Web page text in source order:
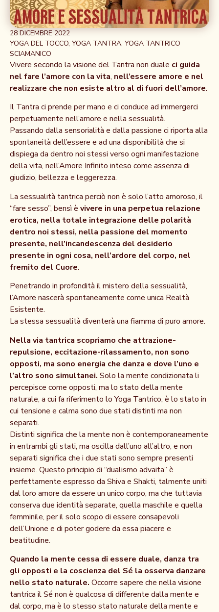
28 DICEMBRE 2022
YOGA DEL TOCCO, YOGA TANTRA, YOGA TANTRICO
SCIAMANICO
Vivere secondo la visione del Tantra non duale ci guida
nel fare l’amore con la vita, nell’essere amore e nel
realizzare che non esiste altro al di fuori dell’amore.
Il Tantra ci prende per mano e ci conduce ad immergerci
perpetuamente nell’amore e nella sessualità.
Passando dalla sensorialità e dalla passione ci riporta alla
spontaneità dell’essere e ad una disponibilità che si
dispiega da dentro noi stessi verso ogni manifestazione
della vita, nell’Amore Infinito inteso come assenza di
giudizio, bellezza e leggerezza.
La sessualità tantrica perciò non è solo l’atto amoroso, il
“fare sesso”, bensì è vivere in una perpetua relazione
erotica, nella totale integrazione delle polarità
dentro noi stessi, nella passione del momento
presente, nell’incandescenza del desiderio
presente in ogni cosa, nell’ardore del corpo, nel
fremito del Cuore.
Penetrando in profondità il mistero della sessualità,
l’Amore nascerà spontaneamente come unica Realtà
Esistente.
La stessa sessualità diventerà una fiamma di puro amore.
Nella via tantrica scopriamo che attrazione-
repulsione, eccitazione-rilassamento, non sono
opposti, ma sono energia che danza e dove l’uno e
l’altro sono simultanei. Solo la mente condizionata li
percepisce come opposti, ma lo stato della mente
naturale, a cui fa riferimento lo Yoga Tantrico, è lo stato in
cui tensione e calma sono due stati distinti ma non
separati.
Distinti significa che la mente non è contemporaneamente
in entrambi gli stati, ma oscilla dall’uno all’altro, e non
separati significa che i due stati sono sempre presenti
insieme. Questo principio di “dualismo advaita” è
perfettamente espresso da Shiva e Shakti, talmente uniti
dal loro amore da essere un unico corpo, ma che tuttavia
conserva due identità separate, quella maschile e quella
femminile, per il solo scopo di essere consapevoli
dell’Unione e di poter godere da essa piacere e
beatitudine.
Quando la mente cessa di essere duale, danza tra
gli opposti e la coscienza del Sé la osserva danzare
nello stato naturale. Occorre sapere che nella visione
tantrica il Sé non è qualcosa di differente dalla mente e
dal corpo, ma è lo stesso stato naturale della mente e